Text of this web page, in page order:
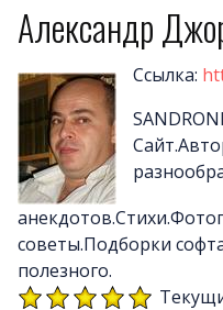
Александр
Ссылка:
советы.Подборки
полезного.